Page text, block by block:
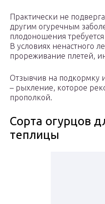
Практически не
другим огуречным
плодоношения
В условиях ненастного
прореживание плетей,
Отзывчив на подкормку
– рыхление, которое
прополкой.
Сорта огурцов
теплицы